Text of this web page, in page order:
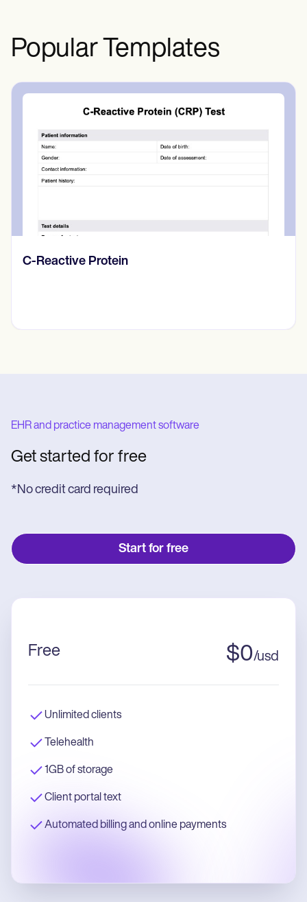
Popular Templates
Diario de pensamientos
EHR and practice management software
Get started for free
*No credit card required
Start for free
Free $0/usd
Unlimited clients
Telehealth
1GB of storage
Client portal text
Automated billing and online payments